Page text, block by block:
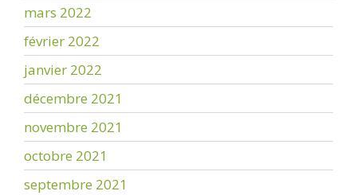
mars 2022
février 2022
janvier 2022
décembre 2021
novembre 2021
octobre 2021
septembre 2021